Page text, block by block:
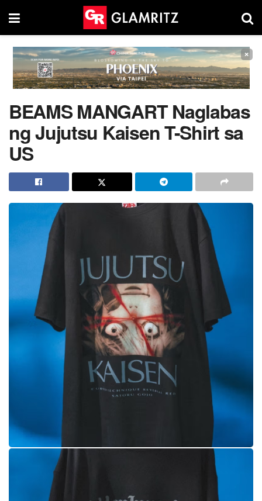
×
BEAMS MANGART Naglabas
ng Jujutsu Kaisen T-Shirt sa
US